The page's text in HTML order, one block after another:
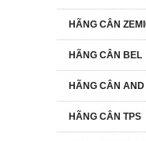
HÃNG CÂN
HÃNG CÂN BEL
HÃNG CÂN AND
HÃNG CÂN TPS